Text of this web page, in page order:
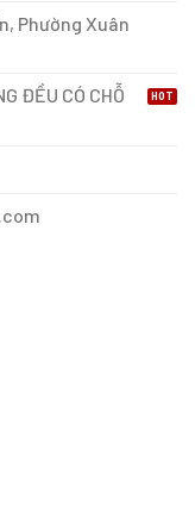
Phường Xuân
ĐỀU CÓ CHỖ